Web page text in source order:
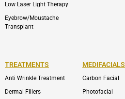
Low Laser Light Therapy
Eyebrow/Moustache
Transplant
TREATMENTS
Anti Wrinkle Treatment
Dermal Fillers
MEDIFACIALS
Carbon Facial
Photofacial